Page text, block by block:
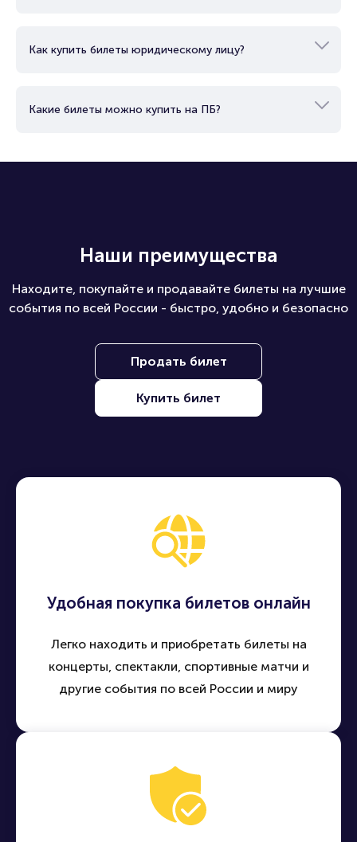
Как купить билеты юридическому лицу?
Какие билеты можно купить на ПБ?
Наши преимущества
Находите, покупайте и продавайте билеты на лучшие
события по всей России - быстро, удобно и безопасно
Продать билет
Купить билет
Удобная покупка билетов онлайн
Легко находить и приобретать билеты на
концерты, спектакли, спортивные матчи и
другие события по всей России и миру